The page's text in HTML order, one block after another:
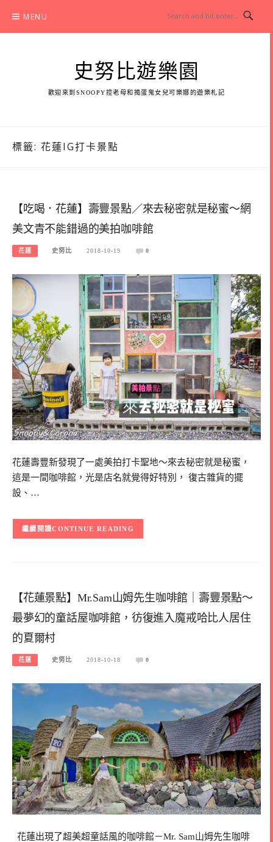
content
MENU
史努比遊樂園
歡迎來到SNOOPY控老母和搗蛋鬼女兒可樂娜的遊樂札記
標籤: 花蓮IG打卡景點
【吃喝．花蓮】壽豐景點／來去秘密就是秘蜜～網
美文青不能錯過的美拍咖啡館
花蓮 史努比 2018-10-19 0
花蓮壽豐新發現了一處美拍打卡聖地～來去秘密就是秘蜜，
這是一間咖啡館，光是店名就覺得好特別， 復古雜貨的擺
設、…
CONTINUE READING
【花蓮景點】Mr.Sam山姆先生咖啡館｜壽豐景點～
最夢幻的童話屋咖啡館，彷復進入魔戒哈比人居住
的夏爾村
花蓮 史努比 2018-10-18 0
花蓮出現了超美超童話風的咖啡館－Mr. Sam山姆先生咖啡